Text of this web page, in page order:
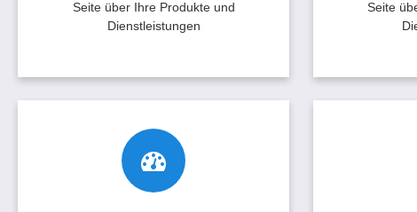
Seite über Ihre Produkte und
Dienstleistungen
Software eintragen
Seite
Keyword - Advertising
Das Keyword-Advertising ist
Mit einer